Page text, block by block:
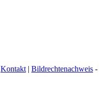
Kontakt | Bildrechtenachweis -